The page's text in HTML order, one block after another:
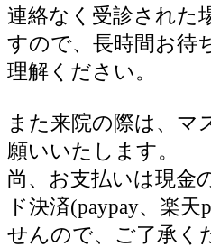
連絡なく受診された
すので、長時間お待
理解ください。
また来院の際は、マ
願いいたします。
尚、お支払いは現金
ド決済(paypay、楽
せんので、ご了承く